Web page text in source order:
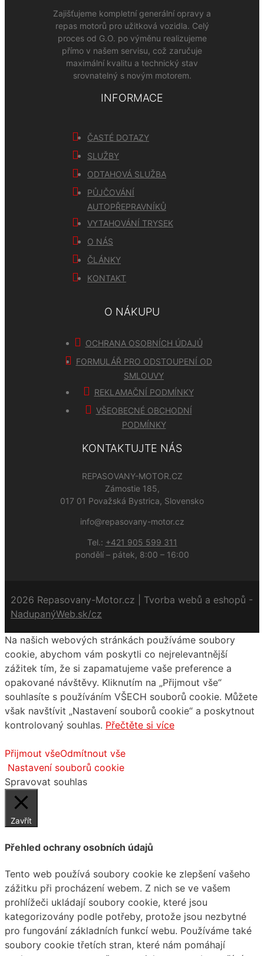
Zajišťujeme kompletní generální opravy a
repas motorů pro užitková vozidla. Celý
proces od G.O. po výměnu realizujeme
přímo v našem servisu, což zaručuje
maximální kvalitu a technický stav
srovnatelný s novým motorem.
INFORMACE
ČASTÉ DOTAZY
SLUŽBY
ODTAHOVÁ SLUŽBA
PŮJČOVÁNÍ
AUTOPŘEPRAVNÍKŮ
VYTAHOVÁNÍ TRYSEK
O NÁS
ČLÁNKY
KONTAKT
O NÁKUPU
OCHRANA OSOBNÍCH ÚDAJŮ
FORMULÁŘ PRO ODSTOUPENÍ OD
SMLOUVY
REKLAMAČNÍ PODMÍNKY
VŠEOBECNÉ OBCHODNÍ
PODMÍNKY
KONTAKTUJTE NÁS
REPASOVANY-MOTOR.CZ
Zámostie 185,
017 01 Považská Bystrica, Slovensko
info@repasovany-motor.cz
Tel.: +421 905 599 311
pondělí – pátek, 8:00 – 16:00
2026 Repasovany-Motor.cz | Tvorba webů a eshopů -
NadupanýWeb.sk/cz
Na našich webových stránkách používáme soubory
cookie, abychom vám poskytli co nejrelevantnější
zážitek tím, že si zapamatujeme vaše preference a
opakované návštěvy. Kliknutím na „Přijmout vše“
souhlasíte s používáním VŠECH souborů cookie. Můžete
však navštívit „Nastavení souborů cookie“ a poskytnout
kontrolovaný souhlas. Přečtěte si více
Přijmout všeOdmítnout vše
Nastavení souborů cookie
Spravovat souhlas
Zavřít
Přehled ochrany osobních údajů
Tento web používá soubory cookie ke zlepšení vašeho
zážitku při procházení webem. Z nich se ve vašem
prohlížeči ukládají soubory cookie, které jsou
kategorizovány podle potřeby, protože jsou nezbytné
pro fungování základních funkcí webu. Používáme také
soubory cookie třetích stran, které nám pomáhají